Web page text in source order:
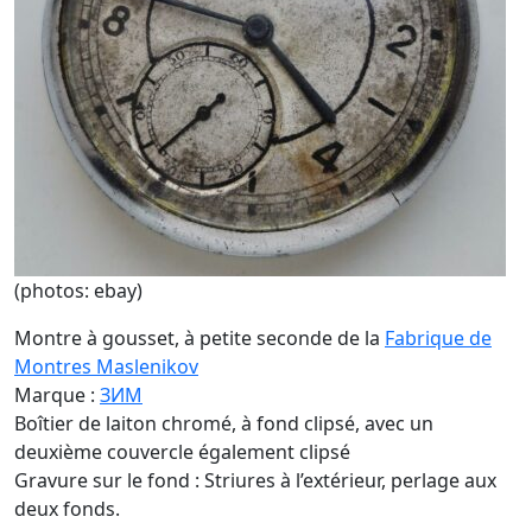
(photos: ebay)
Montre à gousset, à petite seconde de la Fabrique de
Montres Maslenikov
Marque : ЗИМ
Boîtier de laiton chromé, à fond clipsé, avec un
deuxième couvercle également clipsé
Gravure sur le fond : Striures à l’extérieur, perlage aux
deux fonds.